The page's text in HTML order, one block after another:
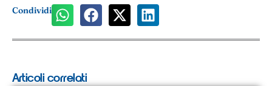
Condividi
Articoli correlati